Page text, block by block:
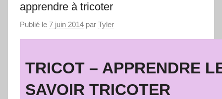
apprendre à tricoter
Publié le 7 juin 2014 par Tyler
TRICOT – APPRENDRE
SAVOIR TRICOTER